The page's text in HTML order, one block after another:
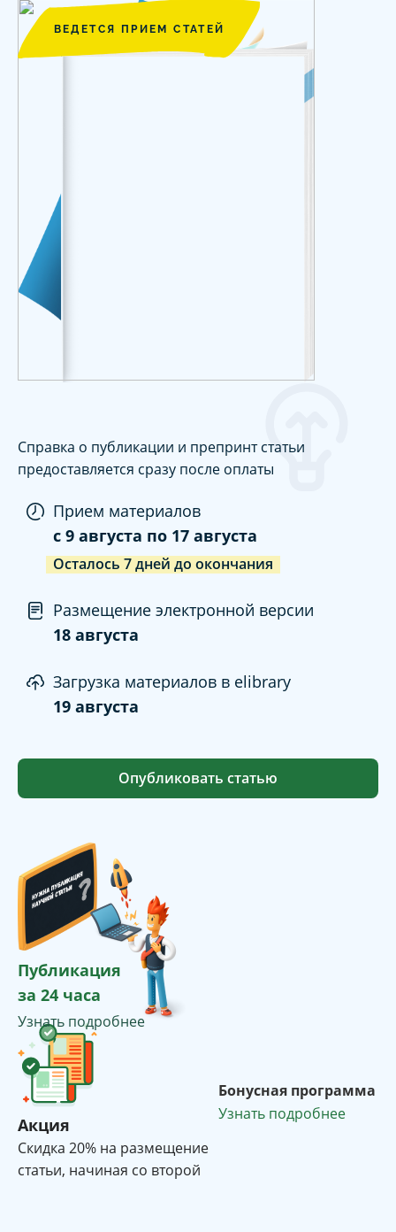
ВЕДЕТСЯ ПРИЕМ СТАТЕЙ
Справка о публикации и препринт статьи
предоставляется сразу после оплаты
Прием материалов
c 9 августа по 17 августа
Осталось 7дней до окончания
Размещение электронной версии
18 августа
Загрузка материалов в elibrary
19 августа
Опубликовать статью
Публикация
за 24 часа
Узнать подробнее
Акция
Cкидка 20% на размещение
статьи, начиная со второй
Бонусная программа
Узнать подробнее